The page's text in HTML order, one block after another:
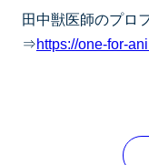
田中獣医師のプロ
⇒https://one-for-